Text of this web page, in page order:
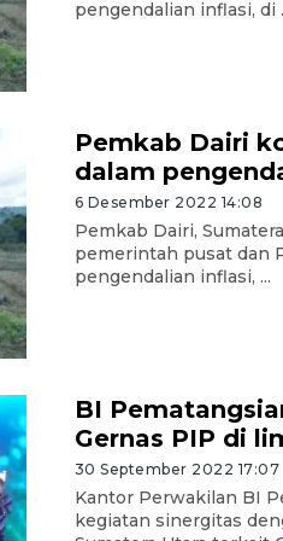
pengendalian inflasi, di
Pemkab Dairi
dalam
6 Desember 2022 14:08
Pemkab Dairi,
pemerintah pusat dan
pengendalian inflasi, ...
BI
Gernas PIP di
30 September 2022 17:07
Kantor Perwakilan BI
kegiatan sinergitas
Sumut
27 April
IDAI